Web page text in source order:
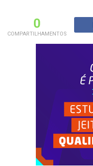
0
COMPARTILHAMENTOS